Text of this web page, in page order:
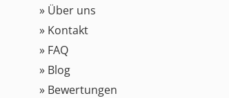
» Über uns
» Kontakt
» FAQ
» Blog
» Bewertungen